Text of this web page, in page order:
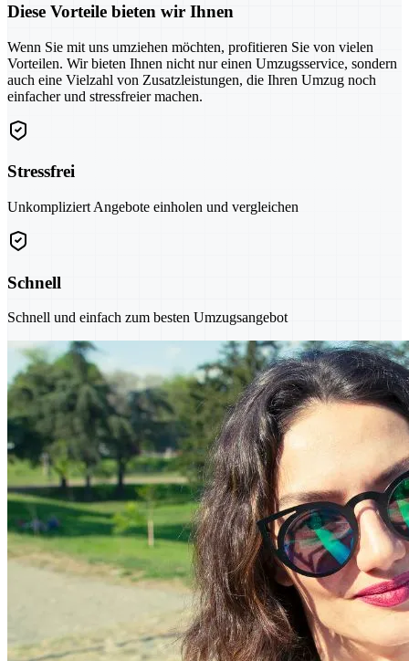
Diese Vorteile bieten wir Ihnen
Wenn Sie mit uns umziehen möchten, profitieren Sie von vielen
Vorteilen. Wir bieten Ihnen nicht nur einen Umzugsservice, sondern
auch eine Vielzahl von Zusatzleistungen, die Ihren Umzug noch
einfacher und stressfreier machen.
Stressfrei
Unkompliziert Angebote einholen und vergleichen
Schnell
Schnell und einfach zum besten Umzugsangebot